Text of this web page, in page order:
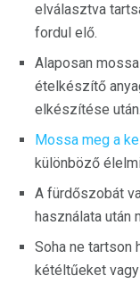
elválasztva
fordul elő.
Alaposan
ételkészítő
elkészítése után.
Mossa meg a
különböző
A fürdőszobát
használata után
Soha ne tartson
kétéltűeket